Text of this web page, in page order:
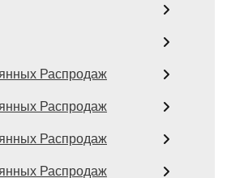
Распродаж
Распродаж
Распродаж
Распродаж